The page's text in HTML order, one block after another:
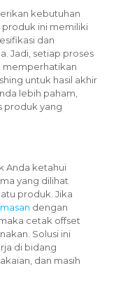
kebutuhan
produk ini memiliki
dan
Jadi, setiap proses
memperhatikan
untuk hasil akhir
lebih paham,
produk yang
Anda ketahui
yang dilihat
produk. Jika
dengan
cetak offset
Solusi ini
di bidang
dan masih